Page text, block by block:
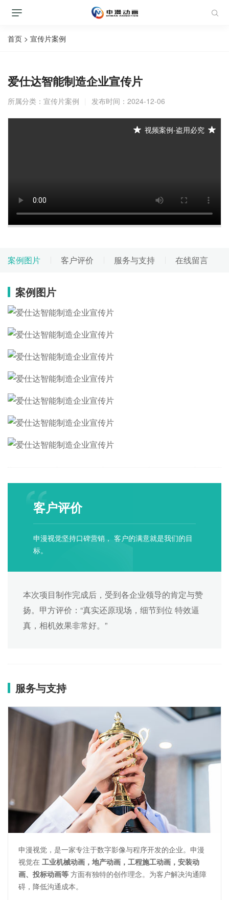
首页 > 宣传片案例
爱仕达智能制造企业宣传片
所属分类： 宣传片案例 发布时间：2024-12-06
视频案例-盗用必究
案例图片 客户评价 服务与支持 在线留言
案例图片
客户评价
申漫视觉坚持口碑营销， 客户的满意就是我们的目
标。
本次项目制作完成后，受到各企业领导的肯定与赞
扬。甲方评价：“真实还原现场，细节到位 特效逼
真，相机效果非常好。”
服务与支持
申漫视觉，是一家专注于数字影像与程序开发的企业。申漫
视觉在 工业机械动画，地产动画，工程施工动画，安装动
画、投标动画等 方面有独特的创作理念。为客户解决沟通障
碍，降低沟通成本。